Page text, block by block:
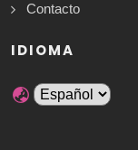
Contacto
IDIOMA